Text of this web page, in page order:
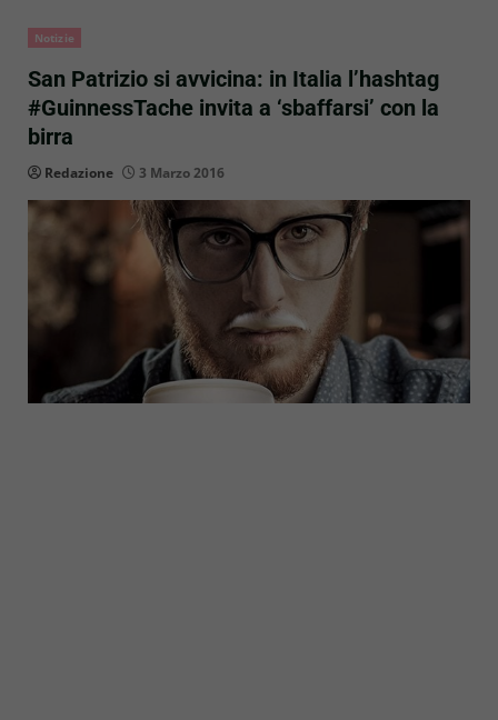
Notizie
San Patrizio si avvicina: in Italia l’hashtag
#GuinnessTache invita a ‘sbaffarsi’ con la
birra
Redazione 3 Marzo 2016